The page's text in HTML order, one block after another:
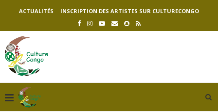
ACTUALITÉS INSCRIPTION DES ARTISTES SUR CULTURECONGO